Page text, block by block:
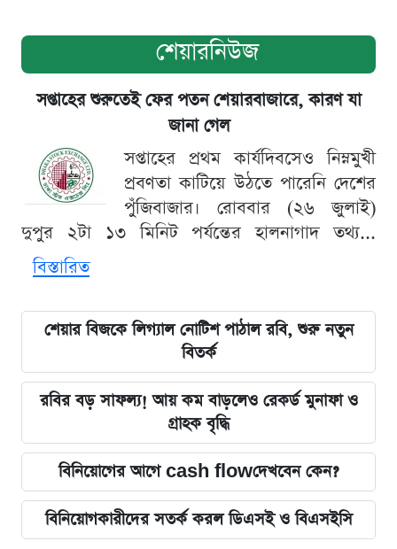
শেয়ারনিউজ
সপ্তাহের শুরুতেই ফের পতন শেয়ারবাজারে, কারণ যা
জানা গেল
সপ্তাহের প্রথম কার্যদিবসেও নিম্নমুখী
প্রবণতা কাটিয়ে উঠতে পারেনি দেশের
পুঁজিবাজার। রোববার (২৬ জুলাই)
দুপুর ২টা ১৩ মিনিট পর্যন্তের হালনাগাদ তথ্য...
বিস্তারিত
শেয়ার বিজকে লিগ্যাল নোটিশ পাঠাল রবি, শুরু নতুন
বিতর্ক
রবির বড় সাফল্য! আয় কম বাড়লেও রেকর্ড মুনাফা ও
গ্রাহক বৃদ্ধি
বিনিয়োগের আগে cash flowদেখবেন কেন?
বিনিয়োগকারীদের সতর্ক করল ডিএসই ও বিএসইসি